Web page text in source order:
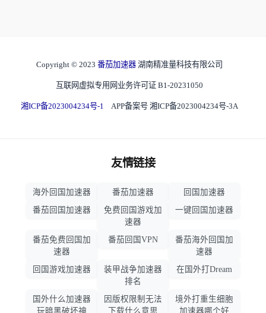
Copyright © 2023 番茄加速器 湖南精准量科技有限公司
互联网虚拟专用网业务许可证 B1-20231050
湘ICP备2023004234号-1 APP备案号 湘ICP备2023004234号-3A
友情链接
海外回国加速器 番茄加速器
回国加速器
番茄回国加速器
免费回国游戏加
速器
一键回国加速器
番茄免费回国加
速器
番茄回国VPN
番茄海外回国加
速器
回国游戏加速器
装甲战争加速器
排名
在国外打Dream
国外什么加速器
玩暗黑破坏神
因版权限制无法
下载什么意思
境外打重生细胞
加速器哪个好